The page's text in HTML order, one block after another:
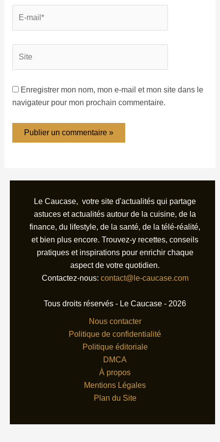
Enregistrer mon nom, mon e-mail et mon site dans le
navigateur pour mon prochain commentaire.
Le Caucase, votre site d'actualités qui partage
astuces et actualités autour de la cuisine, de la
finance, du lifestyle, de la santé, de la télé-réalité,
et bien plus encore. Trouvez-y recettes, conseils
pratiques et inspirations pour enrichir chaque
aspect de votre quotidien.
Contactez-nous: contact@le-caucase.com
Tous droits réservés - Le Caucase - 2026
Nous contacter
Politique de confidentialité
Politique éditoriale
DMCA
À propos
Mentions Légales
Plan du Site